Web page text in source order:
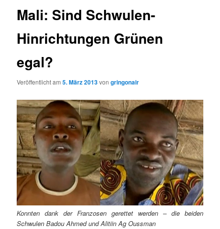
Mali: Sind Schwulen-
Hinrichtungen Grünen
egal?
Veröffentlicht am5. März 2013vongringonair
Konnten dank der Franzosen gerettet werden – die beiden
Schwulen Badou Ahmed und Alitiin Ag Oussman